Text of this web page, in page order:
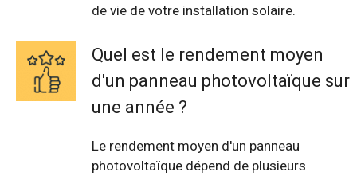
de vie de votre installation solaire.
Quel est le rendement moyen
d'un panneau photovoltaïque sur
une année ?
Le rendement moyen d'un panneau
photovoltaïque dépend de plusieurs